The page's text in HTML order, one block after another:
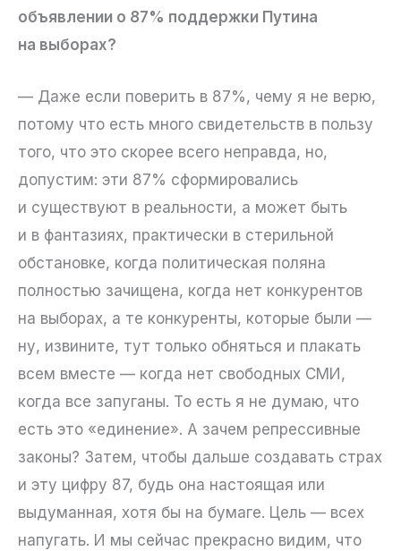
объявлении о 87% поддержки Путина
на выборах?
— Даже если поверить в 87%, чему я не верю,
потому что есть много свидетельств в пользу
того, что это скорее всего неправда, но,
допустим: эти 87% сформировались
и существуют в реальности, а может быть
и в фантазиях, практически в стерильной
обстановке, когда политическая поляна
полностью зачищена, когда нет конкурентов
на выборах, а те конкуренты, которые были —
ну, извините, тут только обняться и плакать
всем вместе — когда нет свободных СМИ,
когда все запуганы. То есть я не думаю, что
есть это «единение». А зачем репрессивные
законы? Затем, чтобы дальше создавать страх
и эту цифру 87, будь она настоящая или
выдуманная, хотя бы на бумаге. Цель — всех
напугать. И мы сейчас прекрасно видим, что